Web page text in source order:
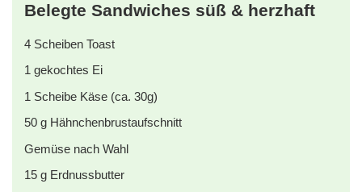
Belegte Sandwiches süß & herzhaft
4 Scheiben Toast
1 gekochtes Ei
1 Scheibe Käse (ca. 30g)
50 g Hähnchenbrustaufschnitt
Gemüse nach Wahl
15 g Erdnussbutter